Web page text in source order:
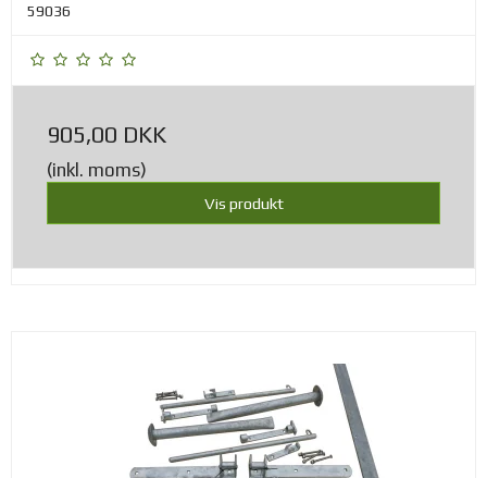
59036
905,00 DKK
(inkl. moms)
Vis produkt